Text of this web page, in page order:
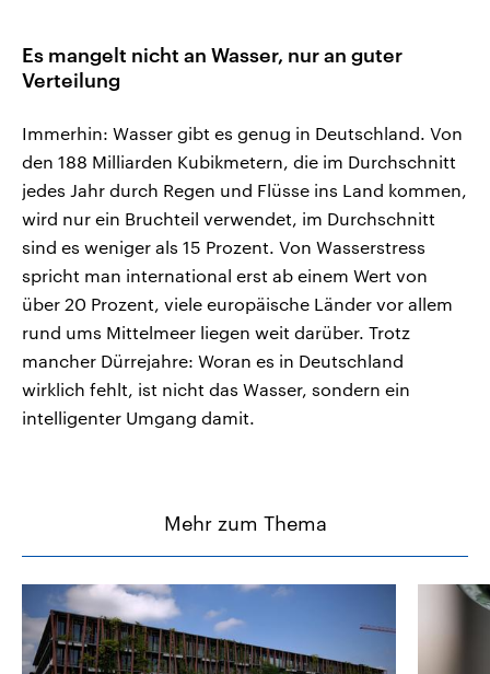
Es mangelt nicht an Wasser, nur an guter
Verteilung
Immerhin: Wasser gibt es genug in Deutschland. Von
den 188 Milliarden Kubikmetern, die im Durchschnitt
jedes Jahr durch Regen und Flüsse ins Land kommen,
wird nur ein Bruchteil verwendet, im Durchschnitt
sind es weniger als 15 Prozent. Von Wasserstress
spricht man international erst ab einem Wert von
über 20 Prozent, viele europäische Länder vor allem
rund ums Mittelmeer liegen weit darüber. Trotz
mancher Dürrejahre: Woran es in Deutschland
wirklich fehlt, ist nicht das Wasser, sondern ein
intelligenter Umgang damit.
Mehr zum Thema